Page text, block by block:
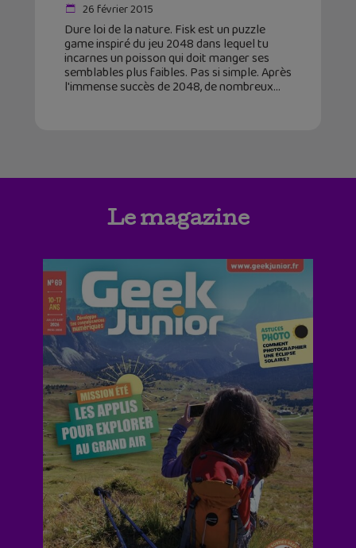
26 février 2015
Dure loi de la nature. Fisk est un puzzle
game inspiré du jeu 2048 dans lequel tu
incarnes un poisson qui doit manger ses
semblables plus faibles. Pas si simple. Après
l'immense succès de 2048, de nombreux
Le magazine